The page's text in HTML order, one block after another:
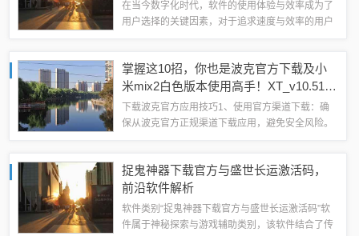
在当今数字化时代，软件的使用体验与效率成为了
用户选择的关键因素，对于追求速度与效率的用户
疑是一个理想的选择，它...
掌握这10招，你也是波克官方下载及小
米mix2白色版本使用高手！XT_v10.516
大神！
下载波克官方应用技巧1、使用官方渠道下载：确
保从波克官方正规渠道下载应用，避免安全风险。
特色功能，如AI智能...
捉鬼神器下载官方与盛世长运激活码，
前沿软件解析
软件类别“捉鬼神器下载官方与盛世长运激活码”软
件属于神秘探索与游戏辅助类别，该软件结合了传